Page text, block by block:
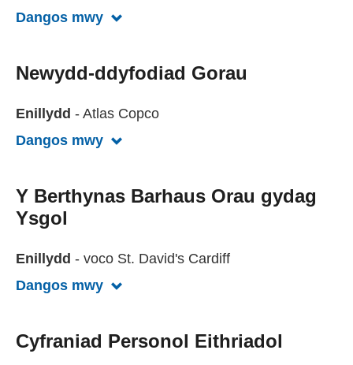
Dangos mwy Gweld mwy am Y Cymorth Mwyaf
Newydd-ddyfodiad Gorau
Enillydd - Atlas Copco
Dangos mwy Gweld mwy am Newydd-ddyfodiad
Y Berthynas Barhaus Orau gydag
Ysgol
Enillydd - voco St. David's Cardiff
Dangos mwy Gweld mwy am Y Berthynas
Cyfraniad Personol Eithriadol